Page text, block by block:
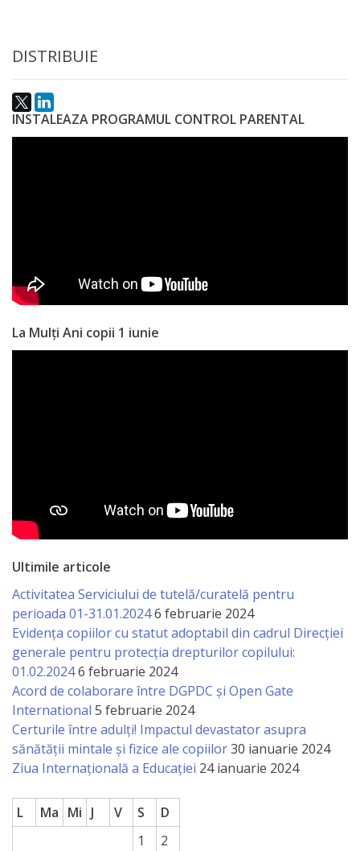
paginii
web
Contacte
DISTRIBUIE
INSTALEAZA PROGRAMUL CONTROL PARENTAL
La Mulți Ani copii 1 iunie
Ultimile articole
Activitatea Serviciului de tutelă/curatelă pentru
perioada 01-31.01.20246 februarie 2024
Evidența copiilor cu statut adoptabil din cadrul Direcției
generale pentru protecția drepturilor copilului:
01.02.20246 februarie 2024
Acord de colaborare între DGPDC și Open Gate
International 5 februarie 2024
Certurile între adulți! Impactul devastator asupra
sănătății mintale și fizice ale copiilor30 ianuarie 2024
Ziua Internațională a Educației 24 ianuarie 2024
L Ma Mi J V S
D
1
2